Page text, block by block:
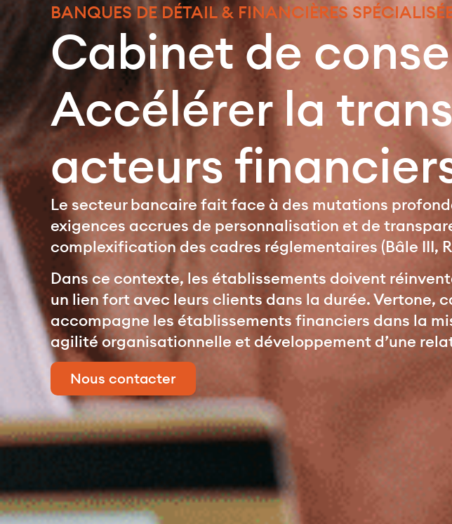
BANQUES DE DÉTAIL & FINANCIÈRES
Cabinet de
Accélérer la
acteurs
Le secteur bancaire fait face à des mutations
exigences accrues de personnalisation et de
complexification des cadres réglementaires (Bâle III,
Dans ce contexte, les établissements doivent
un lien fort avec leurs clients dans la durée. Vertone,
accompagne les établissements financiers dans la
agilité organisationnelle et développement d’une
Nous contacter